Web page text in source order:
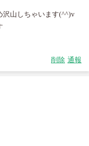
沢山しちゃいます(^^)v
削除 通報